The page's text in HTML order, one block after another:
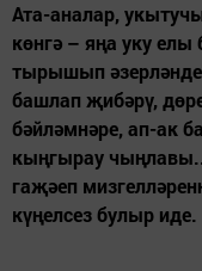
Ата-аналар,
көнгә – яңа уку
тырышып
башлап җибәрү,
бәйләмнәре, ап-ак
кыңгырау
гаҗәеп
күңелсез булыр иде.